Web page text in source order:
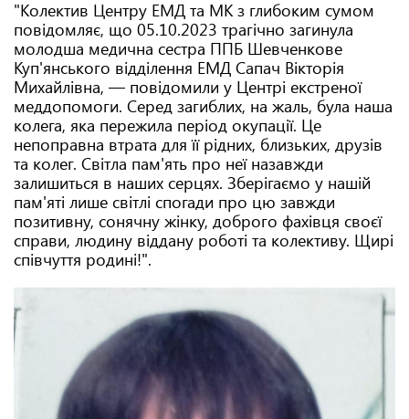
"Колектив Центру ЕМД та МК з глибоким сумом
повідомляє, що 05.10.2023 трагічно загинула
молодша медична сестра ППБ Шевченкове
Куп'янського відділення ЕМД Сапач Вікторія
Михайлівна, — повідомили у Центрі екстреної
меддопомоги. Серед загиблих, на жаль, була наша
колега, яка пережила період окупації. Це
непоправна втрата для її рідних, близьких, друзів
та колег. Світла пам'ять про неї назавжди
залишиться в наших серцях. Зберігаємо у нашій
пам'яті лише світлі спогади про цю завжди
позитивну, сонячну жінку, доброго фахівця своєї
справи, людину віддану роботі та колективу. Щирі
співчуття родині!".